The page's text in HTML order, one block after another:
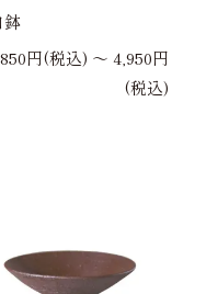
鉢
円(税込) 〜 4,950円
(税込)